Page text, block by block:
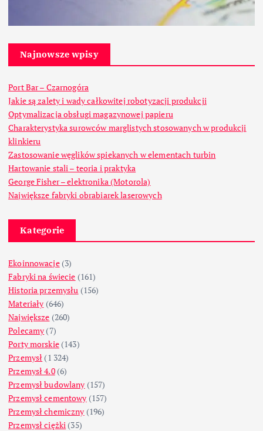
Najnowsze wpisy
Port Bar – Czarnogóra
Jakie są zalety i wady całkowitej robotyzacji produkcji
Optymalizacja obsługi magazynowej papieru
Charakterystyka surowców marglistych stosowanych w produkcji
klinkieru
Zastosowanie węglików spiekanych w elementach turbin
Hartowanie stali – teoria i praktyka
George Fisher – elektronika (Motorola)
Największe fabryki obrabiarek laserowych
Kategorie
Ekoinnowacje(3)
Fabryki na świecie (161)
Historia przemysłu (156)
Materiały (646)
Największe (260)
Polecamy (7)
Porty morskie(143)
Przemysł (1 324)
Przemysł 4.0(6)
Przemysł budowlany (157)
Przemysł cementowy (157)
Przemysł chemiczny (196)
Przemysł ciężki (35)